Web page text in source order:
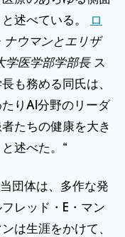
述べている。
ロ
ナウマンとエリザ
学医学部学部長ス
も務める同氏は、
りAI分野のリーダ
たちの健康を大き
述べた。“
当団体は、多作な発
レッド・E・マン
は生涯をかけて、